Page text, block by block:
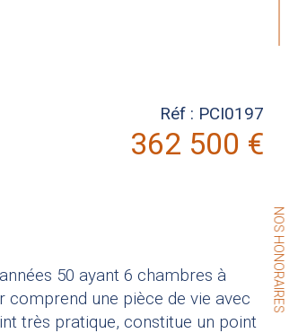
NOS HONORAIRES
Réf : PCI0197
362 500 €
50 ayant 6 chambres à
comprend une pièce de vie avec
très pratique, constitue un point